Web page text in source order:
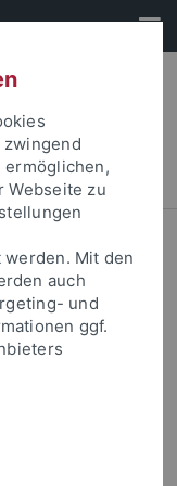
und
der 20er und 30er
Fieber
ermöglichen,
Webseite zu
Mit den
auch
und
ggf.